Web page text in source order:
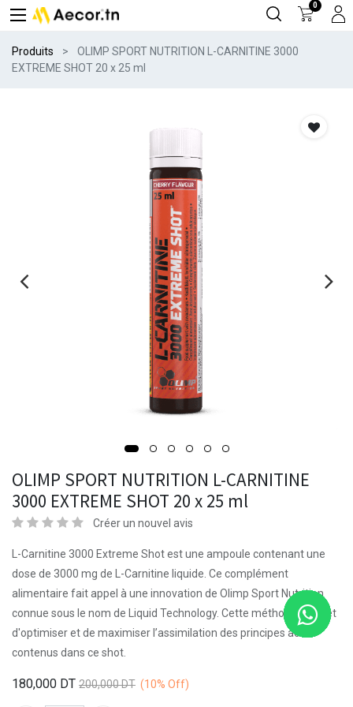
0
Produits
OLIMP SPORT NUTRITION L-CARNITINE 3000
EXTREME SHOT 20 x 25 ml
OLIMP SPORT NUTRITION L-CARNITINE
3000 EXTREME SHOT 20 x 25 ml
Créer un nouvel avis
L-Carnitine 3000 Extreme Shot est une ampoule contenant une
dose de 3000 mg de L-Carnitine liquide. Ce complément
alimentaire fait appel à une innovation de Olimp Sport Nutrition
connue sous le nom de Liquid Technology. Cette méthode permet
d'optimiser et de maximiser l’assimilation des principes actifs
contenus dans ce shot.
180,000 DT 200,000DT (10% Off)